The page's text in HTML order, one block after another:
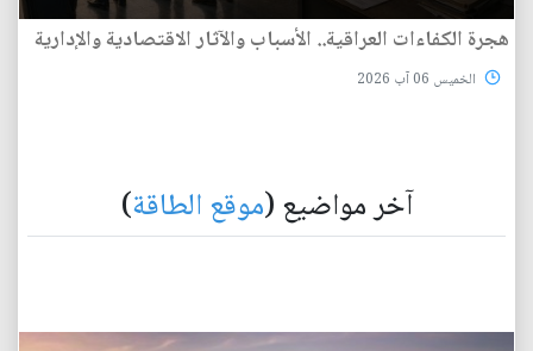
هجرة الكفاءات العراقية.. الأسباب والآثار الاقتصادية والإدارية
الخميس 06 آب 2026
آخر مواضيع (موقع الطاقة)